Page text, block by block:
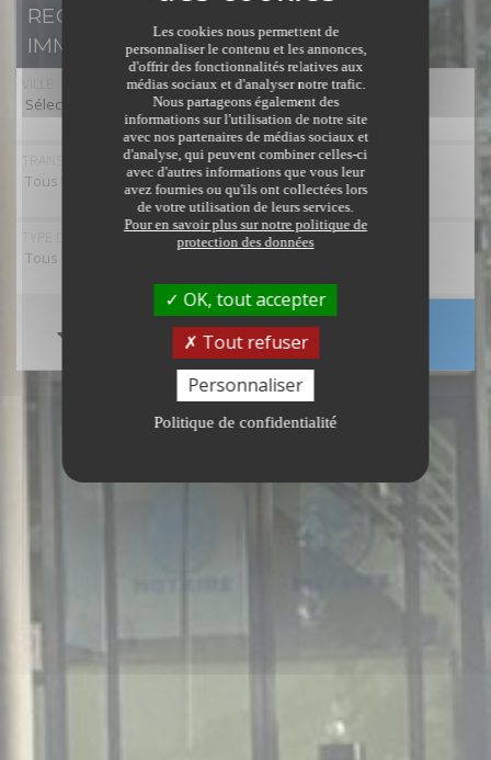
RECHERCHER UN BIEN
IMMOBILIER
Sélectionner toutes les villes
Tous types de transaction
Tous types de bien
Les cookies nous permettent de
personnaliser le contenu et les annonces,
d'offrir des fonctionnalités relatives aux
médias sociaux et d'analyser notre trafic.
Nous partageons également des
informations sur l'utilisation de notre site
avec nos partenaires de médias sociaux et
d'analyse, qui peuvent combiner celles-ci
avec d'autres informations que vous leur
avez fournies ou qu'ils ont collectées lors
de votre utilisation de leurs services.
Pour en savoir plus sur notre politique de
protection des données
OK, tout accepter
Tout refuser
Personnaliser
Politique de confidentialité